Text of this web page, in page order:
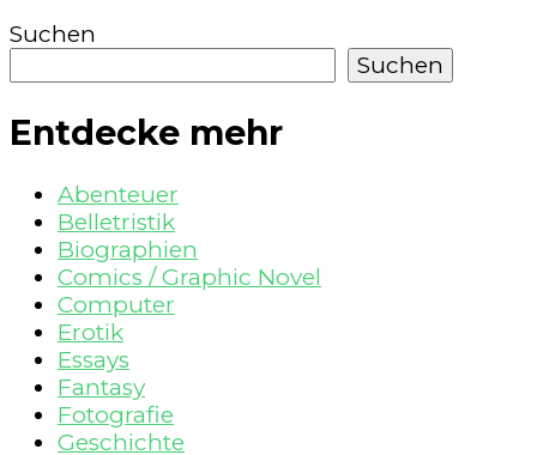
Suchen
Suchen
Entdecke mehr
Abenteuer
Belletristik
Biographien
Comics / Graphic Novel
Computer
Erotik
Essays
Fantasy
Fotografie
Geschichte